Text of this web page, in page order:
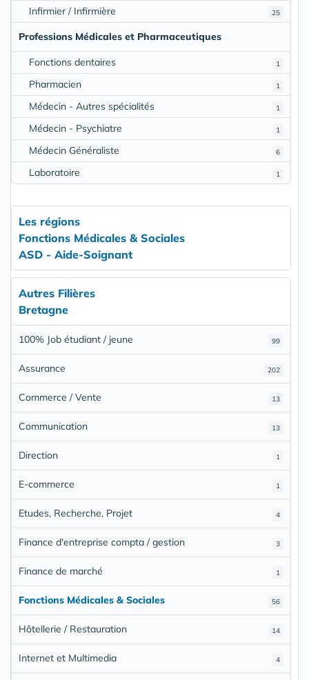
25
Infirmier / Infirmière
Professions Médicales et Pharmaceutiques
1
Fonctions dentaires
1
Pharmacien
1
Médecin - Autres spécialités
1
Médecin - Psychiatre
6
Médecin Généraliste
1
Laboratoire
Les régions
Fonctions Médicales & Sociales
ASD - Aide-Soignant
Autres Filières
Bretagne
99
100% Job étudiant / jeune
202
Assurance
13
Commerce / Vente
13
Communication
1
Direction
1
E-commerce
4
Etudes, Recherche, Projet
3
Finance d'entreprise compta / gestion
1
Finance de marché
56
Fonctions Médicales & Sociales
14
Hôtellerie / Restauration
4
Internet et Multimedia